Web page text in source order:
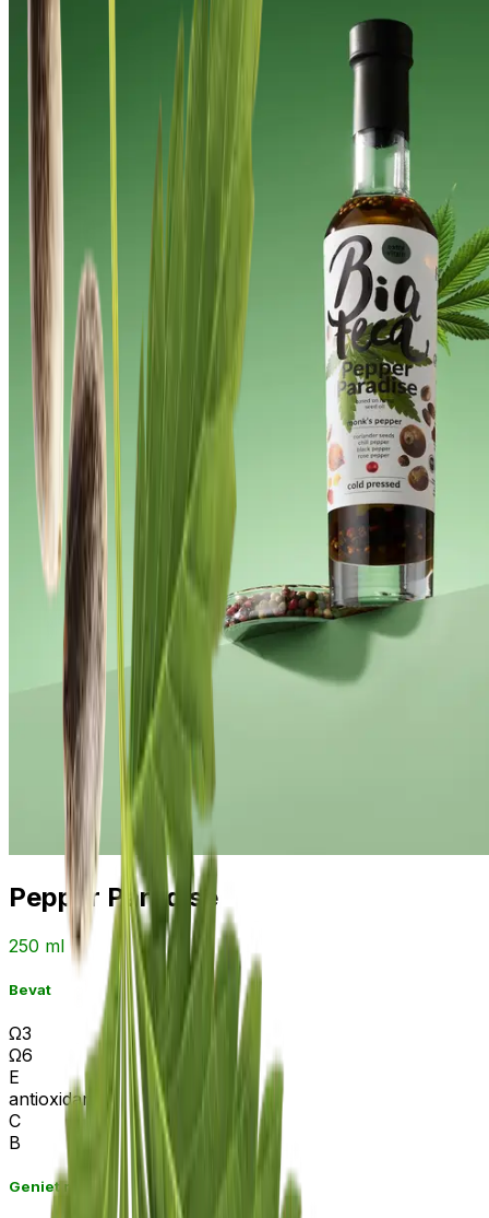
Pepper Paradise
250 ml
Bevat
Ω3
Ω6
E
antioxidant
C
B
Geniet met